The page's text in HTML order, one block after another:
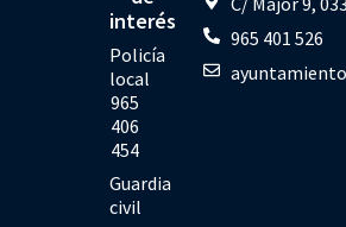
interés
Policía
local
965
406
454
Guardia
civil
965 401 526